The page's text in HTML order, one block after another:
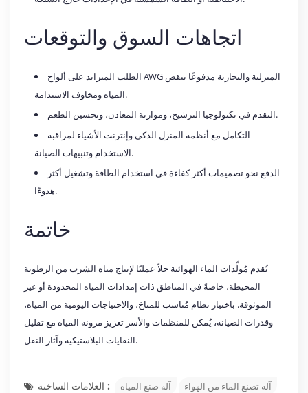
اتجاهات السوق والتوقعات
الطلب المتزايد على ألواح AWG المنزلية والتجارية مدفوعًا بنقص
المياه ومخاوف الاستدامة.
التقدم في تكنولوجيا الترشيح، وموازنة المعادن، وتحسين الطعم.
التكامل مع أنظمة المنزل الذكي وإنترنت الأشياء لمراقبة
الاستخدام وتنبيهات الصيانة.
الدفع نحو تصميمات أكثر كفاءة في استخدام الطاقة وتشغيل أكثر
هدوءًا.
خاتمة
تُقدم مُولِّدات الماء الهوائية حلاً عمليًا لإنتاج مياه الشرب من الرطوبة
المحيطة، خاصةً في المناطق ذات إمدادات المياه المحدودة أو غير
الموثوقة. باختيار نظام مُناسب للمناخ، والاحتياجات اليومية من المياه،
وقدرات الصيانة، يُمكن للمنظمات والأسر تعزيز مرونة المياه مع تقليل
النفايات البلاستيكية وآثار النقل.
العلامات الساخنة : آلة صنع المياه
آلة تصنع الماء من الهواء